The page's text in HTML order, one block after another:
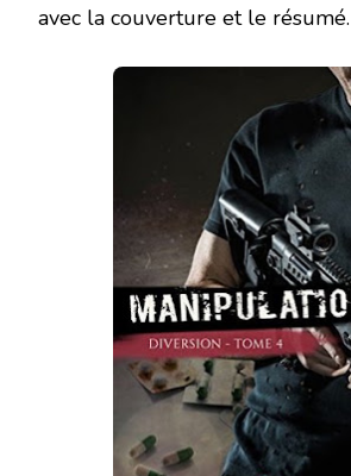
avec la couverture et le résumé.